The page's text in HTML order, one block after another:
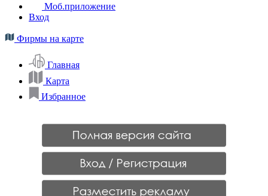
Моб.приложение
Вход
Фирмы на карте
Главная
Карта
Избранное